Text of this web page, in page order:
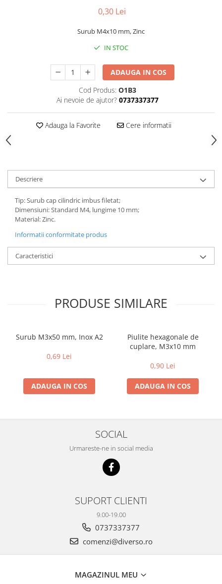
0,30 Lei
Surub M4x10 mm, Zinc
IN STOC
ADAUGA IN COS
Cod Produs: O1B3
Ai nevoie de ajutor? 0737337377
Adauga la Favorite Cere informatii
Descriere
Tip: Surub cap cilindric imbus filetat;
Dimensiuni: Standard M4, lungime 10 mm;
Material: Zinc.
Informatii conformitate produs
Caracteristici
PRODUSE SIMILARE
Surub M3x50 mm, Inox A2
0,69 Lei
ADAUGA IN COS
Piulite hexagonale de
cuplare, M3x10 mm
0,90 Lei
ADAUGA IN COS
SOCIAL
Urmareste-ne in social media
SUPORT CLIENTI
9.00-19.00
0737337377
comenzi@diverso.ro
MAGAZINUL MEU